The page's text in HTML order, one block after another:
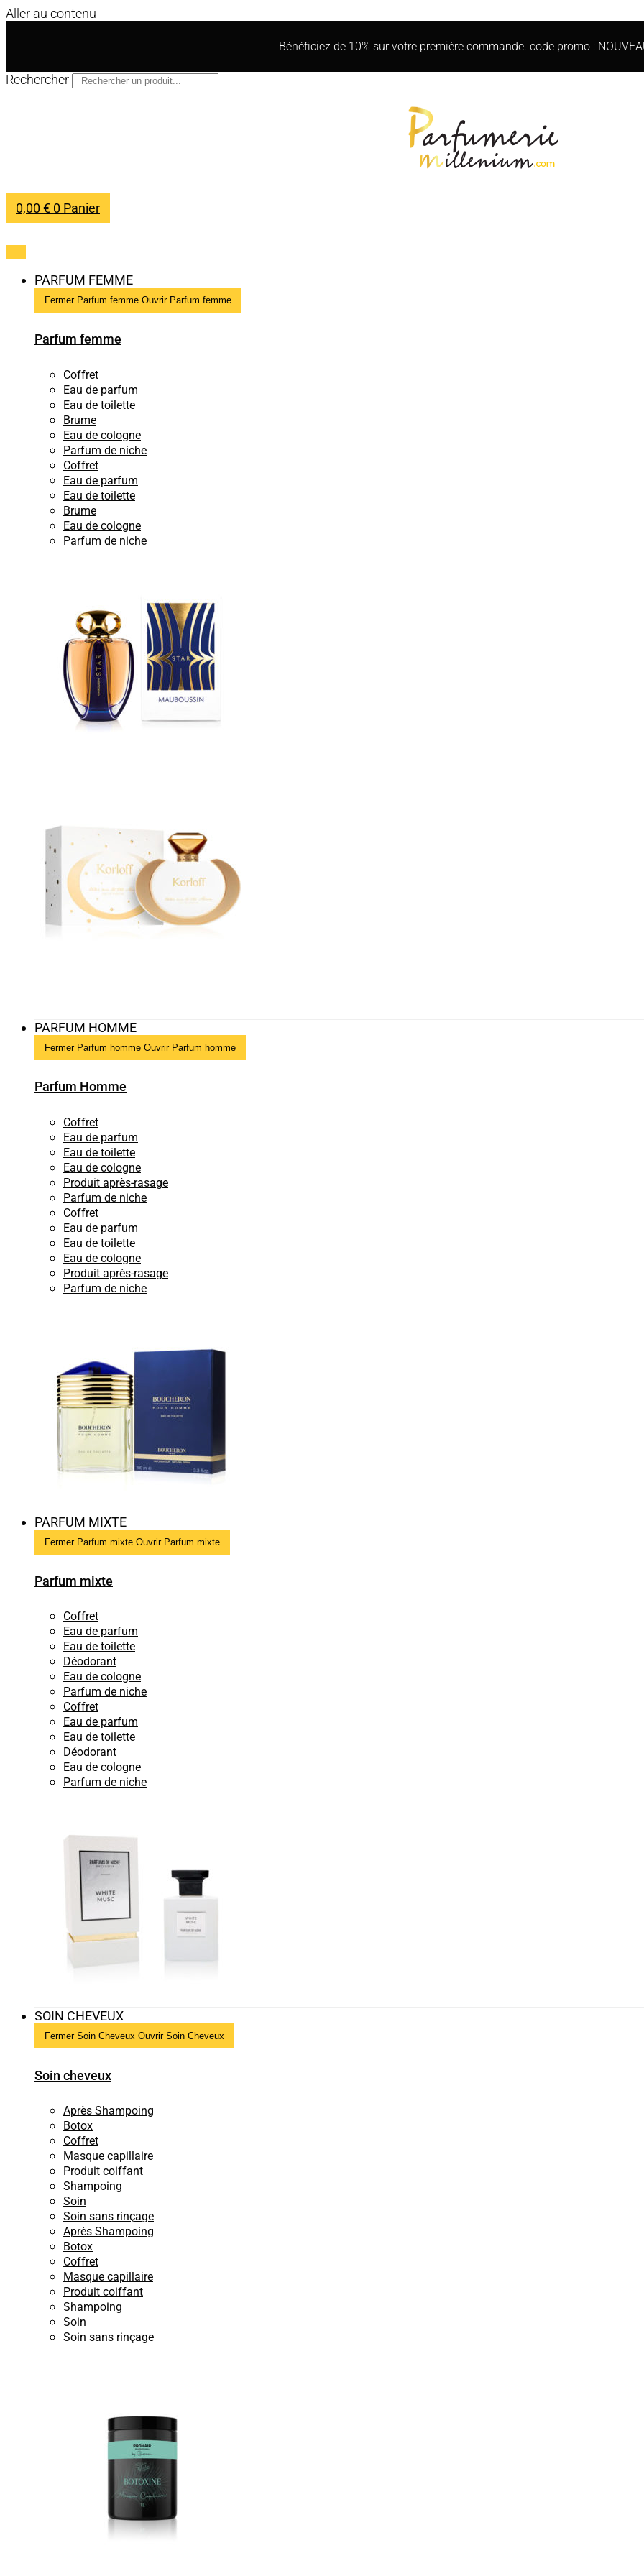
Aller au contenu
Bénéficiez de 10% sur votre première commande. code promo :
Rechercher
0,00€ 0 Panier
PARFUM FEMME
Fermer Parfum femme Ouvrir Parfum femme
Parfum femme
Coffret
Eau de parfum
Eau de toilette
Brume
Eau de cologne
Parfum de niche
Coffret
Eau de parfum
Eau de toilette
Brume
Eau de cologne
Parfum de niche
PARFUM HOMME
Fermer Parfum homme Ouvrir Parfum homme
Parfum Homme
Coffret
Eau de parfum
Eau de toilette
Eau de cologne
Produit après-rasage
Parfum de niche
Coffret
Eau de parfum
Eau de toilette
Eau de cologne
Produit après-rasage
Parfum de niche
PARFUM MIXTE
Fermer Parfum mixte Ouvrir Parfum mixte
Parfum mixte
Coffret
Eau de parfum
Eau de toilette
Déodorant
Eau de cologne
Parfum de niche
Coffret
Eau de parfum
Eau de toilette
Déodorant
Eau de cologne
Parfum de niche
SOIN CHEVEUX
Fermer Soin Cheveux Ouvrir Soin Cheveux
Soin cheveux
Après Shampoing
Botox
Coffret
Masque capillaire
Produit coiffant
Shampoing
Soin
Soin sans rinçage
Après Shampoing
Botox
Coffret
Masque capillaire
Produit coiffant
Shampoing
Soin
Soin sans rinçage